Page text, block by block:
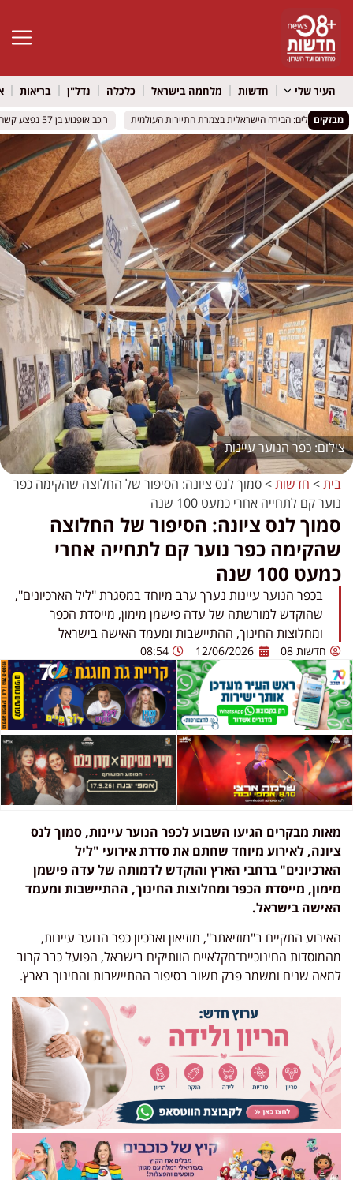
פתח
העיר שלי חדשות מלחמה בישראל כלכלה נדל"ן בריאות
מבזקים
וירושלים: הבירה הישראלית בצמרת התיירות העולמית
וירושלים: הבירה הישראלית בצמרת התיירות העולמית רוכב אופנוע בן 57 נפצע קשה בכביש 412 סמוך לאור יהודה
רוכב אופנוע בן 57 נפצע קשה בכביש 412 סמוך לאור יהודה
כפר הנוער עיינות
בית> חדשות>סמוך לנס ציונה: הסיפור של החלוצה שהקימה כפר
נוער קם לתחייה אחרי כמעט 100 שנה
סמוך לנס ציונה: הסיפור של החלוצה
שהקימה כפר נוער קם לתחייה אחרי
כמעט 100 שנה
בכפר הנוער עיינות נערך ערב מיוחד במסגרת "ליל הארכיונים",
שהוקדש למורשתה של עדה פישמן מימון, מייסדת הכפר
ומחלוצות החינוך, ההתיישבות ומעמד האישה בישראל
חדשות 08 12/06/2026
08:54
מאות מבקרים הגיעו השבוע לכפר הנוער עיינות, סמוך לנס
ציונה, לאירוע מיוחד שחתם את סדרת אירועי "ליל
הארכיונים" ברחבי הארץ והוקדש לדמותה של עדה פישמן
מימון, מייסדת הכפר ומחלוצות החינוך, ההתיישבות ומעמד
האישה בישראל.
האירוע התקיים ב"מוזיאתר", מוזיאון וארכיון כפר הנוער עיינות,
מהמוסדות החינוכיים־חקלאיים הוותיקים בישראל, הפועל כבר קרוב
למאה שנים ומשמר פרק חשוב בסיפור ההתיישבות והחינוך בארץ.